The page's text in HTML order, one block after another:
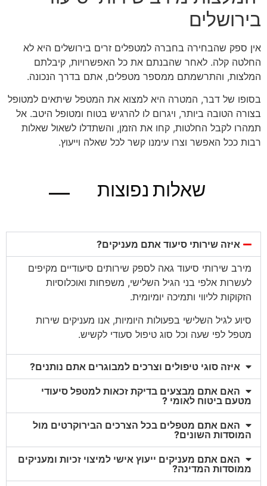
בירושלים
אין ספק שהבחירה בחברה למטפלים זרים בירושלים היא לא
החלטה קלה. לאחר שהבנתם את כל האפשרויות, קיבלתם
המלצות, והתרשמתם ממספר מטפלים, אתם בדרך הנכונה.
בסופו של דבר, המטרה היא למצוא את המטפל שיתאים למטופל
בצורה הטובה ביותר, ויגרום לו להרגיש בטוח ומטופל היטב. אל
תמהרו לקבל החלטות, קחו את הזמן, והשתדלו לשאול שאלות
רבות ככל האפשר וצרו עימנו קשר לכל שאלה וייעוץ.
שאלות נפוצות
איזה שירותי סיעוד אתם מעניקים?
מירב שירותי סיעוד גאה לספק שירותים סיעודיים מקיפים
לעשרות אלפי בני הגיל השלישי, משפחות ואוכלוסיות
הזקוקות לליווי ותמיכה יומיומית.
סיוע לגיל השלישי בפעולות היומיות, אנו מעניקים שירות
מטפל לפי שעה וכל סוג טיפול סעודי לקשיש.
איזה סוגי טיפולים וצרכים למבוגרים אתם נותנים?
האם אתם מבצעים בדיקת זכאות למטפל סיעודי
מטעם ביטוח לאומי ?
האם אתם מטפלים בכל הצרכים הבירוקרטים מול
המוסדות השונים?
האם אתם מעניקים ייעוץ אישי למיצוי זכיות ומעניקים
ממוסדות המדינה?